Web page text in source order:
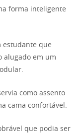
forma inteligente
estudante que
alugado em um
como assento
cama confortável.
que podia ser